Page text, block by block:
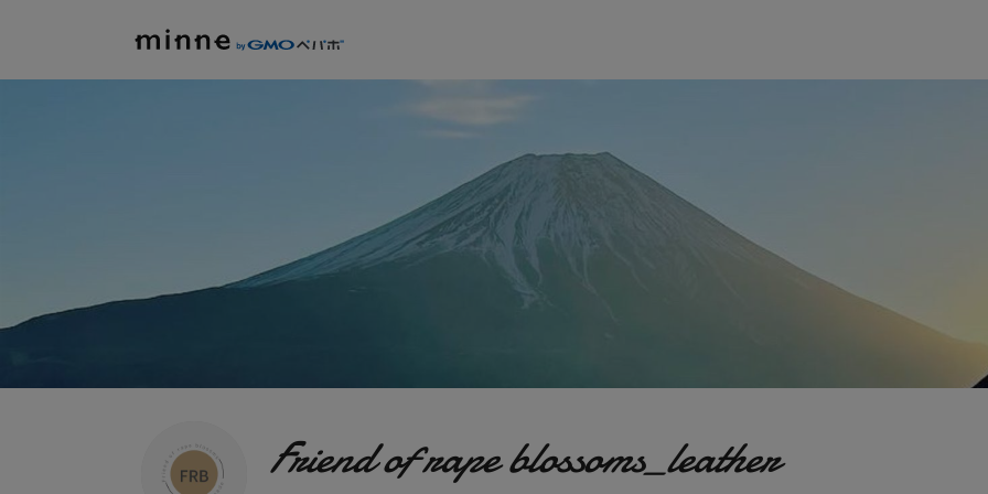
Friend of rape blossoms_leather